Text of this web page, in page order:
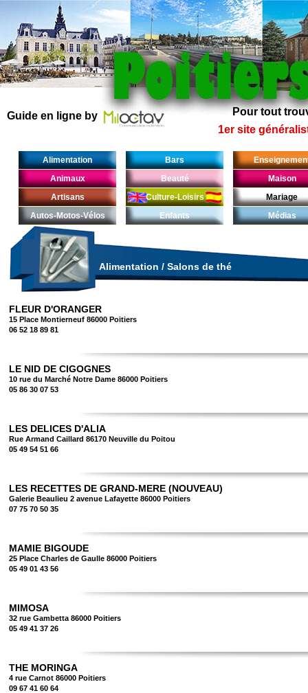
Pour tout
1er site
Guide en ligne by
Alimentation
Animaux
Artisans
Autos-Motos-Vélos
Bars
Beauté
Culture-Loisirs
Enfants
Maison
Mariage
Médias
Alimentation / Salons de thé
FLEUR D'ORANGER
15 Place Montierneuf 86000 Poitiers
06 52 18 89 81
LE NID DE CIGOGNES
10 rue du Marché Notre Dame 86000 Poitiers
05 86 30 07 53
LES DELICES D'ALIA
Rue Armand Caillard 86170 Neuville du Poitou
05 49 54 51 66
LES RECETTES DE GRAND-MERE (NOUVEAU)
Galerie Beaulieu 2 avenue Lafayette 86000 Poitiers
07 75 70 50 35
MAMIE BIGOUDE
25 Place Charles de Gaulle 86000 Poitiers
05 49 01 43 56
MIMOSA
32 rue Gambetta 86000 Poitiers
05 49 41 37 26
THE MORINGA
4 rue Carnot 86000 Poitiers
09 67 41 60 64